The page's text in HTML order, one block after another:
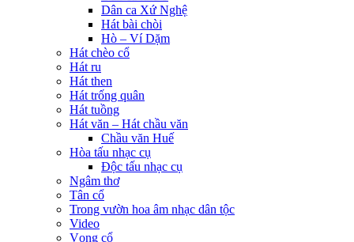
Dân ca Xứ Nghệ
Hát bài chòi
Hò – Ví Dặm
Hát chèo cổ
Hát ru
Hát then
Hát trống quân
Hát tuồng
Hát văn – Hát chầu văn
Chầu văn Huế
Hòa tấu nhạc cụ
Độc tấu nhạc cụ
Ngâm thơ
Tân cổ
Trong vườn hoa âm nhạc dân tộc
Video
Vọng cổ